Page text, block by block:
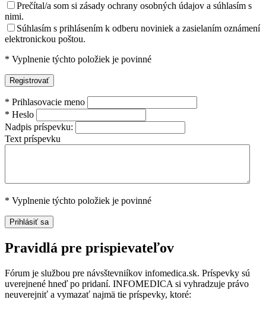
Prečítal/a som si zásady ochrany osobných údajov a súhlasím s
nimi.
Súhlasím s prihlásením k odberu noviniek a zasielaním oznámení
elektronickou poštou.
* Vyplnenie týchto položiek je povinné
* Prihlasovacie meno
* Heslo
Nadpis príspevku:
Text príspevku
* Vyplnenie týchto položiek je povinné
Pravidlá pre prispievateľov
Fórum je službou pre návsštevniíkov infomedica.sk. Príspevky sú
uverejnené hneď po pridaní. INFOMEDICA si vyhradzuje právo
neuverejniť a vymazať najmä tie príspevky, ktoré: